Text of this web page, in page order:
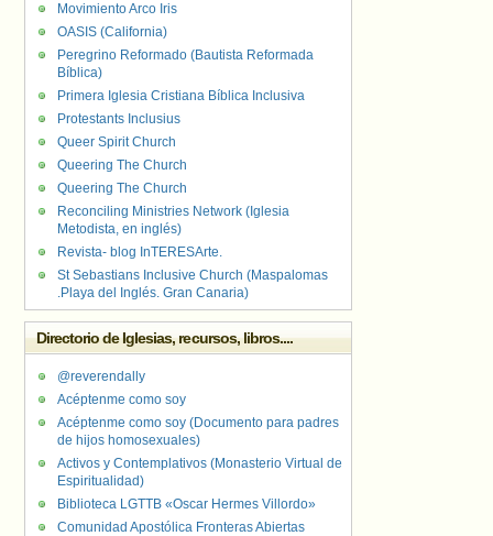
Movimiento Arco Iris
OASIS (California)
Peregrino Reformado (Bautista Reformada
Bíblica)
Primera Iglesia Cristiana Bíblica Inclusiva
Protestants Inclusius
Queer Spirit Church
Queering The Church
Queering The Church
Reconciling Ministries Network (Iglesia
Metodista, en inglés)
Revista- blog InTERESArte.
St Sebastians Inclusive Church (Maspalomas
.Playa del Inglés. Gran Canaria)
Directorio de Iglesias, recursos, libros....
@reverendally
Acéptenme como soy
Acéptenme como soy (Documento para padres
de hijos homosexuales)
Activos y Contemplativos (Monasterio Virtual de
Espiritualidad)
Biblioteca LGTTB «Oscar Hermes Villordo»
Comunidad Apostólica Fronteras Abiertas